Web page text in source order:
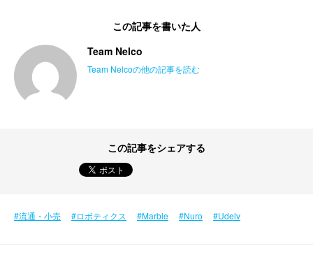
この記事を書いた人
Team Nelco
Team Nelcoの他の記事を読む
この記事をシェアする
流通・小売 ロボティクス Marble Nuro Udelv